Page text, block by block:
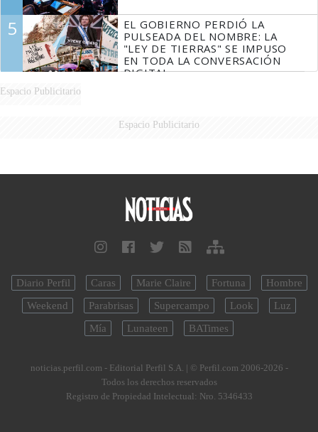
5
EL GOBIERNO PERDIÓ LA
PULSEADA DEL NOMBRE: LA
"LEY DE TIERRAS" SE IMPUSO
EN TODA LA CONVERSACIÓN
DIGITAL
Espacio Publicitario
Espacio Publicitario
Diario Perfil Caras Marie Claire Fortuna
Hombre
Weekend
Parabrisas Supercampo Look
Luz
Mía
Lunateen BATimes
noticias.perfil.com - Editorial Perfil S.A. | © Perfil.com 2006-2026 -
Todos los derechos reservados
Registro de Propiedad Intelectual: Nro. 5346433